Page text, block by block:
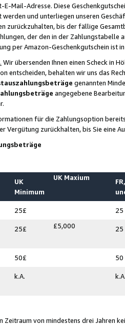
Mail-Adresse. Diese
und unterliegen unseren
zurückzuhalten, bis der fällige
der den in der
per Amazon-Geschenkgutschein ist
Wir übersenden Ihnen einen Scheck in
entscheiden, behalten wir uns das
genannten
angegebene
für die Zahlungsoption
Vergütung zurückhalten, bis Sie
UK
Minimum
UK Maxium
25£ 25
25£ £5,000 25
50£ 50
k.A.
Zeitraum von mindestens drei Jahren